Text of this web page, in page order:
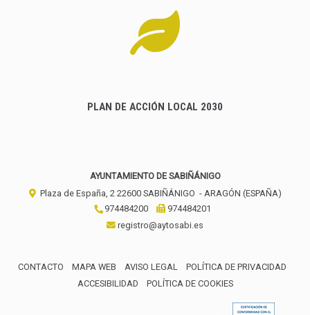
PLAN DE ACCIÓN LOCAL 2030
AYUNTAMIENTO DE SABIÑÁNIGO
Plaza de España, 2 22600 SABIÑÁNIGO - ARAGÓN (ESPAÑA)
974484200
974484201
registro@aytosabi.es
CONTACTO MAPA WEB AVISO LEGAL
POLÍTICA DE PRIVACIDAD
ACCESIBILIDAD
POLÍTICA DE COOKIES